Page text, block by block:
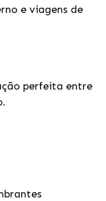
e viagens de
perfeita entre